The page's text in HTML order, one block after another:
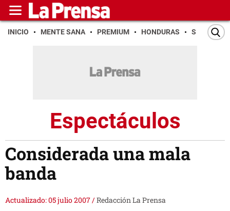
INICIO MENTE SANA PREMIUM HONDURAS SAN PEDRO
Espectáculos
Considerada una mala
banda
Actualizado: 05 julio 2007/Redacción La Prensa